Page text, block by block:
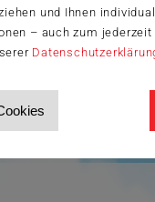
und Ihnen
– auch zum